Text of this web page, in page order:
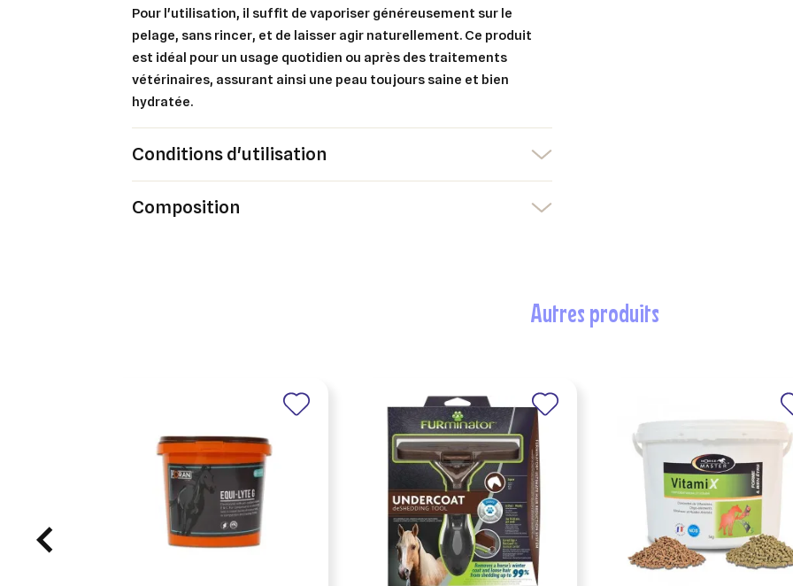
Pour l'utilisation, il suffit de vaporiser généreusement sur le
pelage, sans rincer, et de laisser agir naturellement. Ce produit
est idéal pour un usage quotidien ou après des traitements
vétérinaires, assurant ainsi une peau toujours saine et bien
hydratée.
Conditions d'utilisation
Composition
autres produits